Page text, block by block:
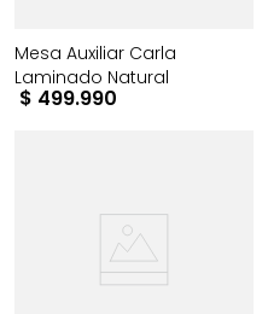
Mesa Auxiliar Carla
Laminado Natural
$ 499.990